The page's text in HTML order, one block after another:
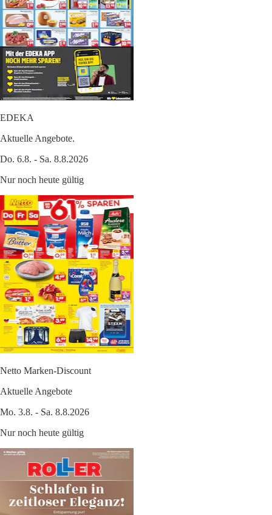
EDEKA
Aktuelle Angebote.
Do. 6.8. - Sa. 8.8.2026
Nur noch heute gültig
Netto Marken-Discount
Aktuelle Angebote
Mo. 3.8. - Sa. 8.8.2026
Nur noch heute gültig